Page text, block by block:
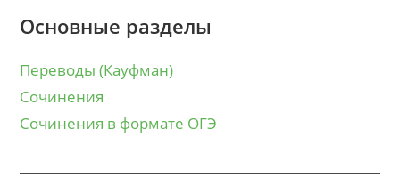
Основные разделы
Переводы (Кауфман)
Сочинения
Сочинения в формате ОГЭ